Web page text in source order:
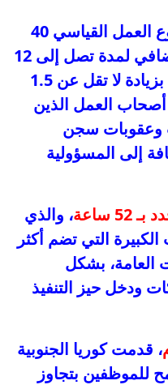
، يبلغ أسبوع العمل القياسي 40
ساعة، مع إمكانية العمل الإضافي لمدة تصل إلى 12
ساعة، وعادة ما يتم تعويضها بزيادة لا تقل عن 1.5
أصحاب العمل الذين
وعقوبات سجن
إلى المسؤولية
ساعة
، والذي
للشركات الكبيرة التي تضم أكثر
العامة، بشكل
ودخل حيز التنفيذ
، قدمت كوريا الجنوبية
بتجاوز